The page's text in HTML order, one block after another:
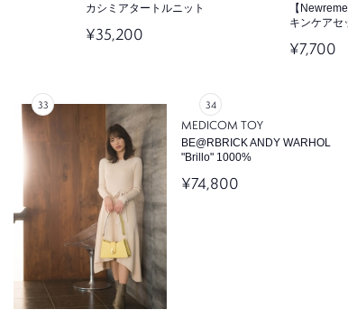
カシミアタートルニット
¥35,200
【
キンケアセ
¥7,700
MEDICOM TOY
BE@RBRICK ANDY WARHOL
"Brillo" 1000%
¥74,800